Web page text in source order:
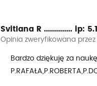
Svitlana R .............. ip:
Opinia zweryfikowana
Bardzo dziękuję za